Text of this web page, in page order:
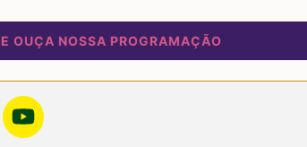
NOSSA PROGRAMAÇÃO